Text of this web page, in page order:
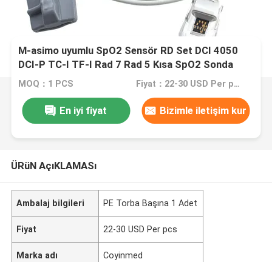
M-asimo uyumlu SpO2 Sensör RD Set DCI 4050
DCI-P TC-I TF-I Rad 7 Rad 5 Kısa SpO2 Sonda
Kablosu
MOQ：1 PCS Fiyat：22-30 USD Per pcs
En iyi fiyat Bizimle iletişim kur
ÜRüN AçıKLAMASı
Ambalaj bilgileri PE Torba Başına 1 Adet
Fiyat 22-30 USD Per pcs
Marka adı Coyinmed